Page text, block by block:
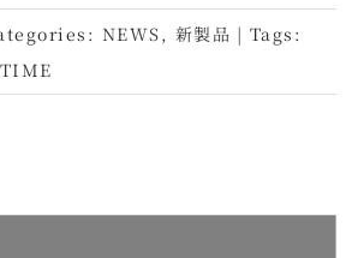
NEWS , 新製品 | Tags: